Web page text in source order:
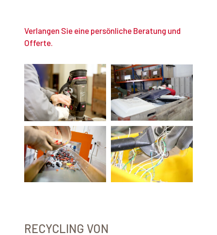
Verlangen Sie eine persönliche Beratung und
Offerte.
RECYCLING VON